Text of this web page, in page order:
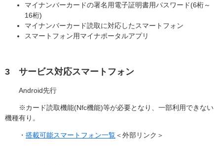
マイナンバーカードの署名用電子証明書用パスワード(6桁～
16桁)
マイナンバーカード読取に対応したスマートフォン
スマートフォン用マイナポータルアプリ
3 サービス対応スマートフォン
Android先行
※カード読取機能(Nfc機能)等が必要となり、一部利用できない
機種有り。
・ 搭載可能スマートフォン一覧＜外部リンク＞